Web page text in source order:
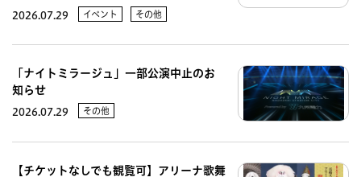
2026.07.29 イベント その他
「ナイトミラージュ」一部公演中止のお
知らせ
2026.07.29 その他
【チケットなしでも観覧可】アリーナ歌舞